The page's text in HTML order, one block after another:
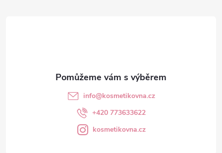
info@kosmetikovna.cz
+420 773633622
kosmetikovna.cz